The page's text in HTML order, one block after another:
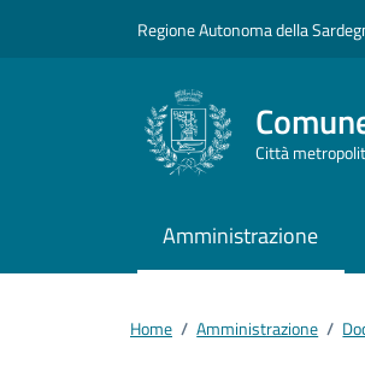
Regione Autonoma della
Città
Amministrazione
Home / Amministrazione /